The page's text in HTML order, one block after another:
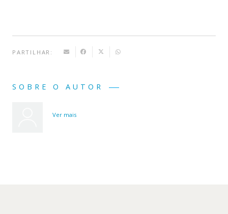
PARTILHAR:
SOBRE O AUTOR
Ver mais